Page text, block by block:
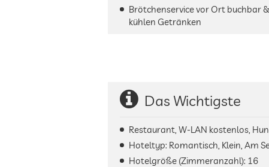
Brötchenservice vor Ort buchbar
kühlen Getränken
Das Wichtigste
Restaurant, W-LAN kostenlos,
Hoteltyp: Romantisch, Klein, Am
Hotelgröße (Zimmeranzahl): 16